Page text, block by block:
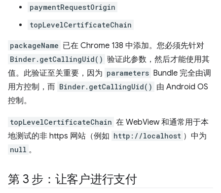
paymentRequestOrigin
topLevelCertificateChain
packageName 已在 Chrome 138 中添加。您必须先针对
Binder.getCallingUid() 验证此参数，然后才能使用其
值。此验证至关重要，因为 parameters Bundle 完全由调
用方控制，而 Binder.getCallingUid() 由 Android OS
控制。
topLevelCertificateChain 在 WebView 和通常用于本
地测试的非 https 网站（例如 http://localhost ）中为
null 。
第 3 步：让客户进行支付